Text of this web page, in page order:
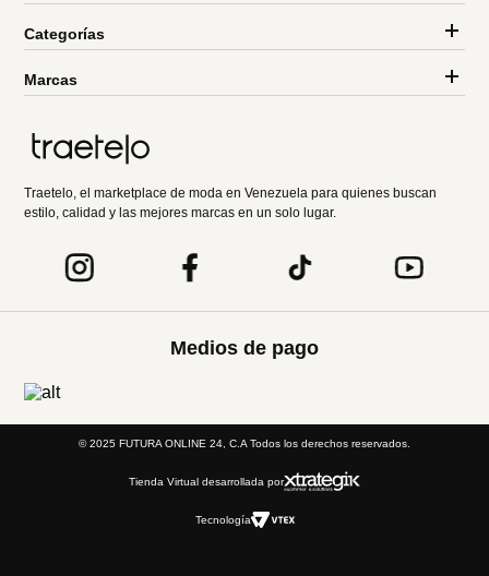
Categorías
Marcas
Traetelo, el marketplace de moda en Venezuela para quienes buscan
estilo, calidad y las mejores marcas en un solo lugar.
Medios de pago
© 2025 FUTURA ONLINE 24, C.A Todos los derechos reservados.
Tienda Virtual desarrollada por
Tecnología